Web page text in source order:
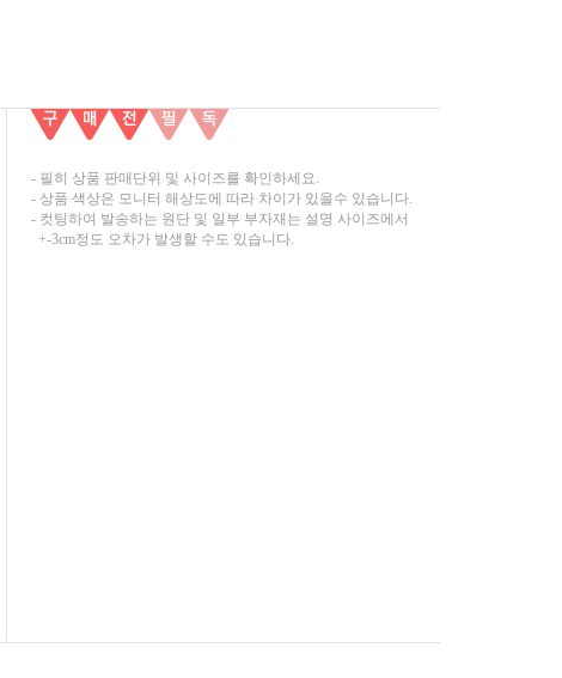
- 필히 상품 판매단위 및 사이즈를 확인하세요.
- 상품 색상은 모니터 해상도에 따라 차이가 있을수 있습니다.
- 컷팅하여 발송하는 원단 및 일부 부자재는 설명 사이즈에서
+-3cm정도 오차가 발생할 수도 있습니다.